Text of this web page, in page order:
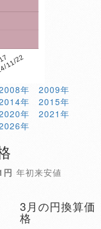
11/22
年
2009年
年
2015年
年
2021年
年
円 年初来安値
3月の円換算価
格